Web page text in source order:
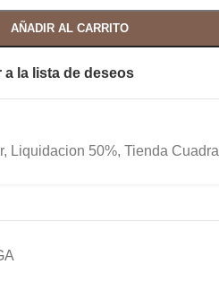
AÑADIR AL CARRITO
a la lista de deseos
, Liquidacion 50%, Tienda Cuadra